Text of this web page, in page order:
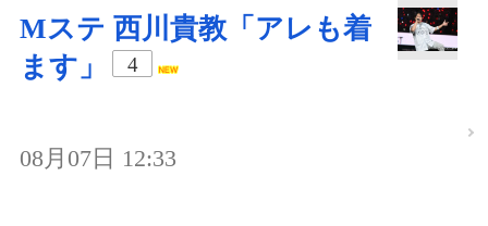
Mステ 西川貴教「アレも着
ます」
4
08月07日 12:33